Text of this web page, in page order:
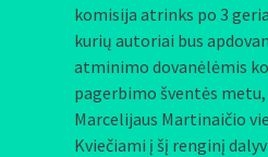
komisija atrinks po 3
kurių autoriai bus
atminimo dovanėlėmis
pagerbimo šventės metu,
Marcelijaus Martinaičio
Kviečiami į šį renginį